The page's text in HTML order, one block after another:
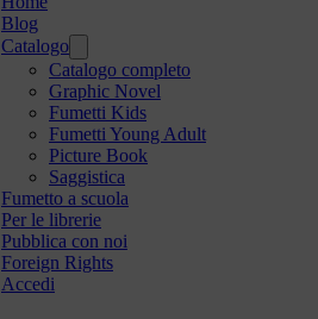
Blog
Catalogo
Catalogo completo
Graphic Novel
Fumetti Kids
Fumetti Young Adult
Picture Book
Saggistica
Fumetto a scuola
Per le librerie
Pubblica con noi
Foreign Rights
Accedi